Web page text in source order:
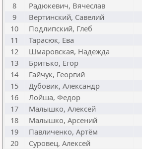
8
Радюкевич, Вячеслав
9
Вертинский, Савелий
10
Подлипский, Глеб
11
Тарасюк, Ева
12
Шмаровская, Надежда
13
Бритько, Егор
14
Гайчук, Георгий
15
Дубовик, Александр
16
Лойша, Федор
17
Малышко, Алексей
18
Малышко, Арсений
19
Павличенко, Артём
20
Суровец, Алексей